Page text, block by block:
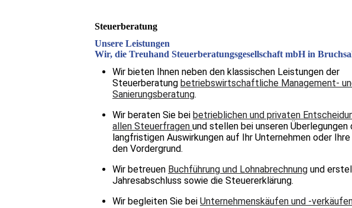
Steuerberatung
Unsere Leistungen
Wir, die Treuhand Steuerberatungsgesellschaft mbH in
Wir bieten Ihnen neben den klassischen Leistungen der
Steuerberatung betriebswirtschaftliche Management-
Sanierungsberatung.
Wir beraten Sie bei betrieblichen und privaten
allen Steuerfragen und stellen bei unseren Überlegungen
langfristigen Auswirkungen auf Ihr Unternehmen oder Ihre
den Vordergrund.
Wir betreuen Buchführung und Lohnabrechnung und
Jahresabschluss sowie die Steuererklärung.
Wir begleiten Sie bei Unternehmenskäufen und -